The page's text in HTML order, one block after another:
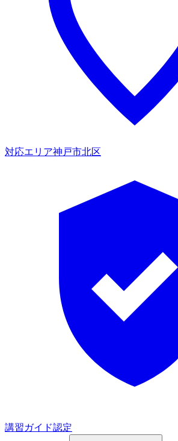
対応エリア神戸市北区
講習ガイド認定